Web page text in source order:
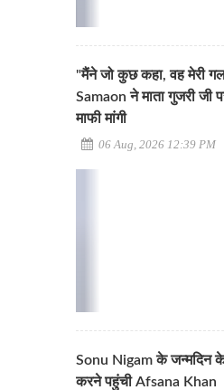
"मैंने जो कुछ कहा, वह मेरी
Samaon ने माता गुजरी जी
माफी मांगी
06 Aug, 2026 12:39 PM
Sonu Nigam के जन्मदिन
करने पहुंची Afsana Khan